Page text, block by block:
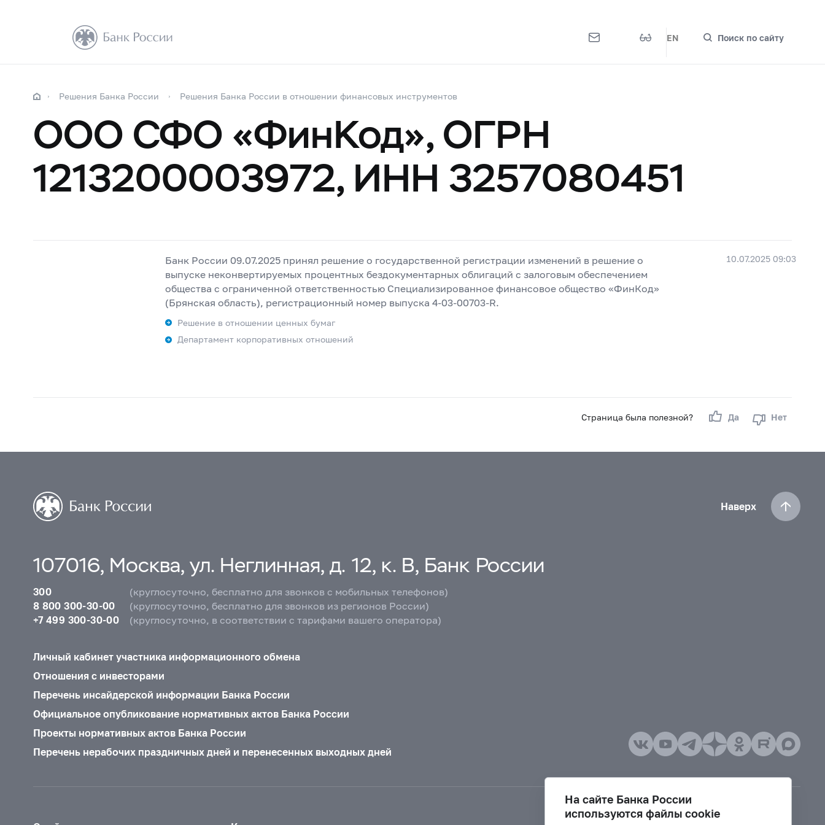
EN Поиск по сайту
Решения Банка России Решения Банка России в отношении финансовых инструментов
ООО СФО «ФинКод», ОГРН
1213200003972, ИНН 3257080451
10.07.2025 09:03
Банк России 09.07.2025 принял решение о государственной регистрации изменений в решение о
выпуске неконвертируемых процентных бездокументарных облигаций с залоговым обеспечением
общества с ограниченной ответственностью Специализированное финансовое общество «ФинКод»
(Брянская область), регистрационный номер выпуска 4-03-00703-R.
Решение в отношении ценных бумаг
Департамент корпоративных отношений
Страница была полезной? Да Нет
Наверх
107016, Москва, ул. Неглинная, д. 12, к. В, Банк России
300
(круглосуточно, бесплатно для звонков с мобильных телефонов)
8 800 300-30-00
(круглосуточно, бесплатно для звонков из регионов России)
+7 499 300-30-00
(круглосуточно, в соответствии с тарифами вашего оператора)
Личный кабинет участника информационного обмена
Отношения с инвесторами
Перечень инсайдерской информации Банка России
Официальное опубликование нормативных актов Банка России
Проекты нормативных актов Банка России
Перечень нерабочих праздничных дней и перенесенных выходных дней
На сайте Банка России
используются файлы cookie